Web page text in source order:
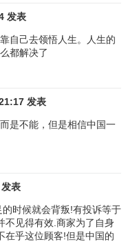
标志。
”购物(One—Stop
目繁多，包括食品、
器、 日用百货
项特殊的服务类
积12000多平方
营业面积达17800多平
停车位。
发表
自己去领悟人生。人生的
都解决了
发表
是不能，但是相信中国一
表
时候就会背叛!有投诉等于
不见得有效.商家为了自身
在乎这位顾客!但是中国的